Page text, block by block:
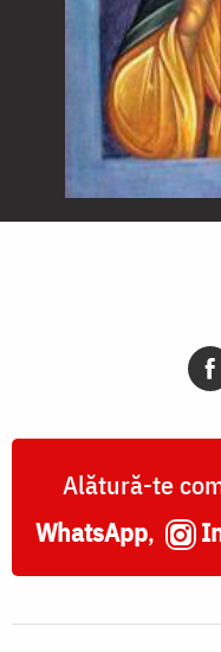
Sfântul
Alătură-te
WhatsApp,